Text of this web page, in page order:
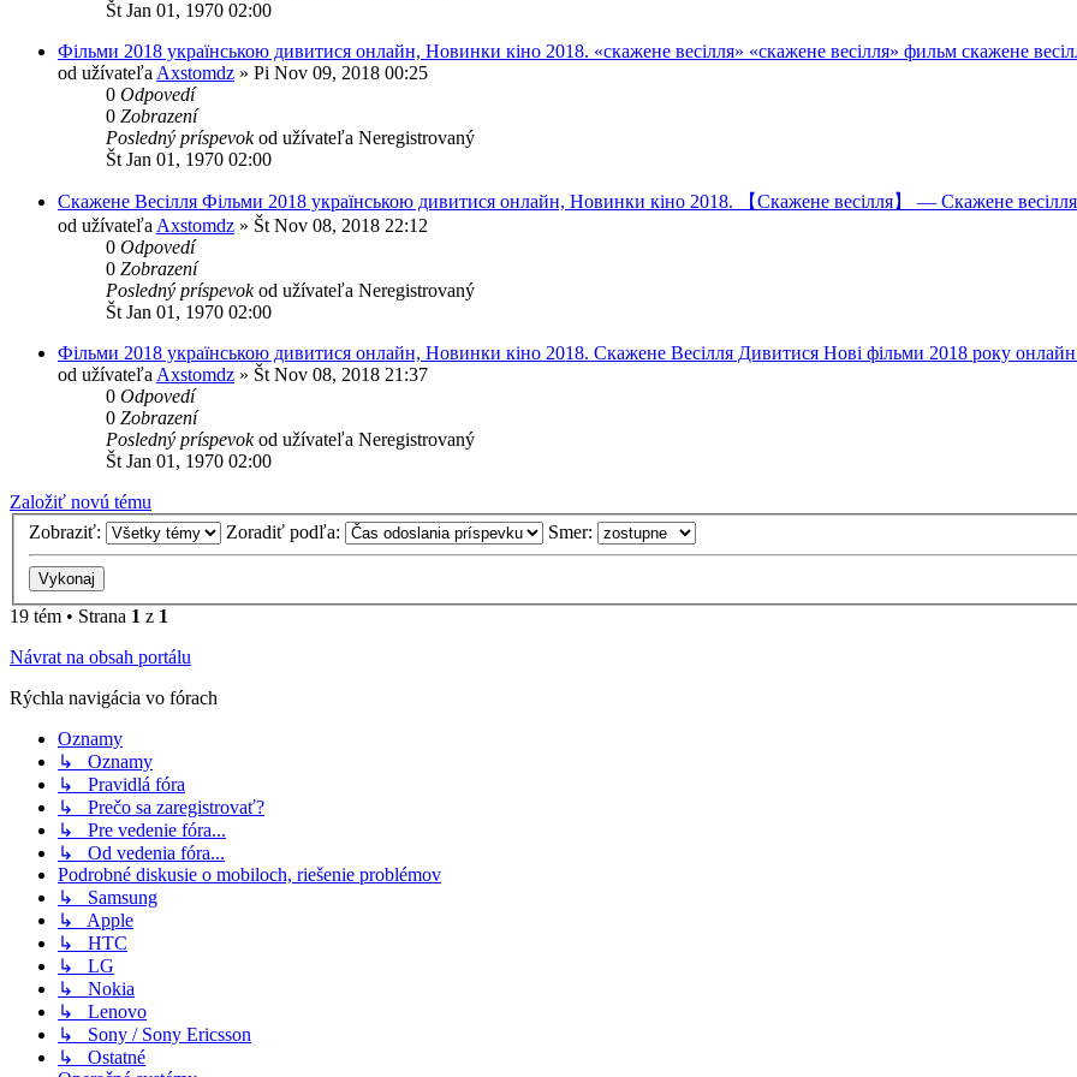
Št Jan 01, 1970 02:00
Фільми 2018 українською дивитися онлайн, Новинки кіно 2018. «скажене весілля» «скажене весілля» фильм скажене
od užívateľa Axstomdz » Pi Nov 09, 2018 00:25
0 Odpovedí
0 Zobrazení
Posledný príspevokod užívateľa Neregistrovaný
Št Jan 01, 1970 02:00
Скажене Весілля Фільми 2018 українською дивитися онлайн, Новинки кіно 2018. 【Скажене весілля】 — Скажене
od užívateľa Axstomdz » Št Nov 08, 2018 22:12
0 Odpovedí
0 Zobrazení
Posledný príspevokod užívateľa Neregistrovaný
Št Jan 01, 1970 02:00
Фільми 2018 українською дивитися онлайн, Новинки кіно 2018. Скажене Весілля Дивитися Нові фільми 2018 року онлайн
od užívateľa Axstomdz » Št Nov 08, 2018 21:37
0 Odpovedí
0 Zobrazení
Posledný príspevokod užívateľa Neregistrovaný
Št Jan 01, 1970 02:00
Založiť novú tému
Zobraziť:
Zoradiť podľa: Smer:
19 tém • Strana 1 z 1
Návrat na obsah portálu
Rýchla navigácia vo fórach
Oznamy
↳ Oznamy
↳ Pravidlá fóra
↳ Prečo sa zaregistrovať?
↳ Pre vedenie fóra...
↳ Od vedenia fóra...
Podrobné diskusie o mobiloch, riešenie problémov
↳ Samsung
↳ Apple
↳ HTC
↳ LG
↳ Nokia
↳ Lenovo
↳ Sony / Sony Ericsson
↳ Ostatné